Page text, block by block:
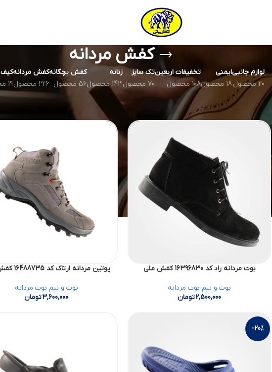
کفش مردانه
لوازم جانبی
20 محصول
ایمنی
18 محصول
تخفیفات اربعین
108 محصول
تک سایز
70 محصول
زنانه
143 محصول
کفش بچگانه
56 محصول
کفش مردانه
226 محصول
کیف
19 محصول
خانه کفش مردانه
بوت مردانه راد کد 16396830 کفش ملی
بوت و نیم بوت مردانه
2,500,000تومان
پوتین مردانه ارتاک کد 16488735 کفش ملی
بوت و نیم بوت مردانه
3,600,000تومان
-20%